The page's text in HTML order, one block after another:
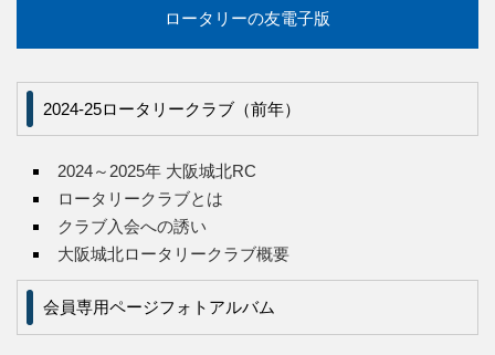
ロータリーの友電子版
2024-25ロータリークラブ（前年）
2024～2025年 大阪城北RC
ロータリークラブとは
クラブ入会への誘い
大阪城北ロータリークラブ概要
会員専用ページフォトアルバム